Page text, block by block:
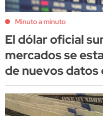
Minuto a minuto
El dólar oficial
mercados se
de nuevos